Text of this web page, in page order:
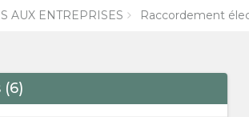
AUX ENTREPRISES Raccordement
(6)